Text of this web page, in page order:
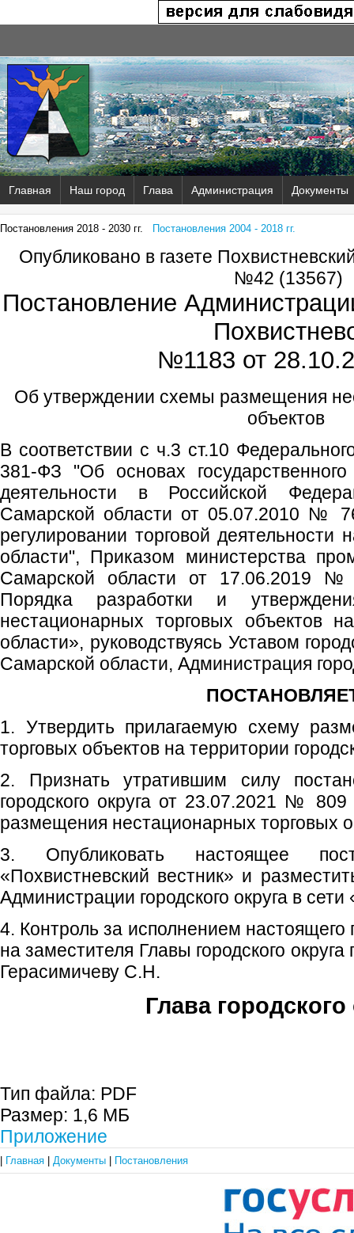
Главная Наш город Глава Администрация Документы
Постановления 2018 - 2030 гг. Постановления 2004 - 2018 гг.
Опубликовано в газете
№42 (13567)
Постановление
№1183 от
Об утверждении схемы размещения
объектов
В соответствии с ч.3 ст.10
381-ФЗ "Об основах государственного
деятельности в Российской
Самарской области от 05.07.2010 №
регулировании торговой деятельности
области", Приказом министерства
Самарской области от 17.06.2019
Порядка разработки и
нестационарных торговых объектов
области», руководствуясь Уставом
Самарской области, Администрация
1. Утвердить прилагаемую схему
торговых объектов на территории
2. Признать утратившим силу
городского округа от 23.07.2021 №
размещения нестационарных торговых
3. Опубликовать настоящее
«Похвистневский вестник» и
Администрации городского округа в
4. Контроль за исполнением настоящего
на заместителя Главы городского
Герасимичеву С.Н.
Глава городского
Тип файла: PDF
Размер: 1,6 МБ
Приложение
Главная Документы Постановления